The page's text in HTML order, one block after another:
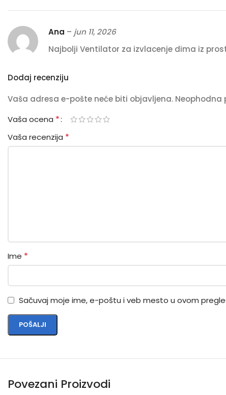
Ana – jun 11, 2026
Najbolji Ventilator za izvlacenje dima iz
Dodaj recenziju
Vaša adresa e-pošte neće biti objavljena. Neophodna
Vaša ocena *
Vaša recenzija *
Ime *
Sačuvaj moje ime, e-poštu i veb mesto u ovom
Povezani Proizvodi